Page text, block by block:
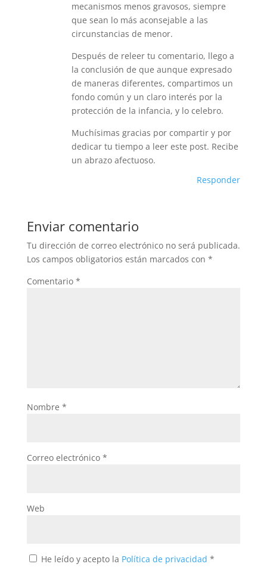
mecanismos menos gravosos, siempre
que sean lo más aconsejable a las
circunstancias de menor.
Después de releer tu comentario, llego a
la conclusión de que aunque expresado
de maneras diferentes, compartimos un
fondo común y un claro interés por la
protección de la infancia, y lo celebro.
Muchísimas gracias por compartir y por
dedicar tu tiempo a leer este post. Recibe
un abrazo afectuoso.
Responder
Enviar comentario
Tu dirección de correo electrónico no será publicada.
Los campos obligatorios están marcados con *
Comentario *
Nombre *
Correo electrónico *
Web
He leído y acepto la Política de privacidad *